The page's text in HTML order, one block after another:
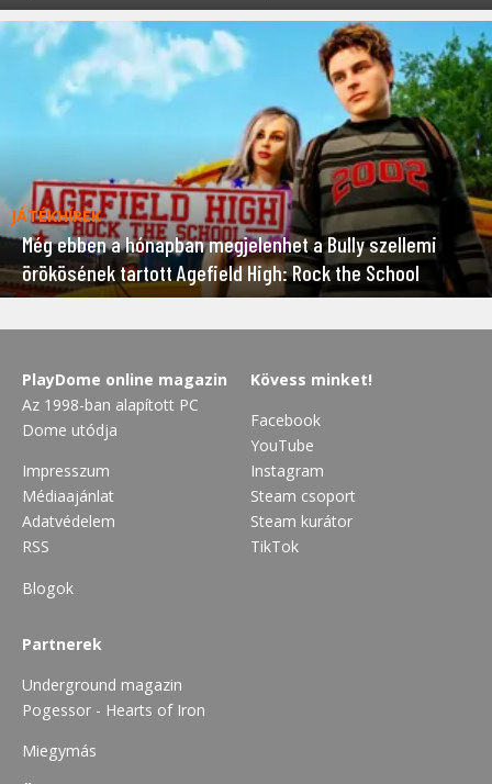
JÁTÉKHÍREK
Még ebben a hónapban megjelenhet a Bully szellemi
örökösének tartott Agefield High: Rock the School
PlayDome online magazin
Az 1998-ban alapított PC
Dome utódja
Impresszum
Médiaajánlat
Adatvédelem
RSS
Blogok
Kövess minket!
Facebook
YouTube
Instagram
Steam csoport
Steam kurátor
TikTok
Partnerek
Underground magazin
Pogessor - Hearts of Iron
Miegymás